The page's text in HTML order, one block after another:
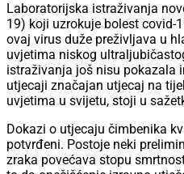
Laboratorijska istraživanja
19) koji uzrokuje bolest covid-
ovaj virus duže preživljava u
uvjetima niskog
istraživanja još nisu pokazala
utjecaji značajan utjecaj na
uvjetima u svijetu, stoji u
Dokazi o utjecaju čimbenika
potvrđeni. Postoje neki
zraka povećava stopu